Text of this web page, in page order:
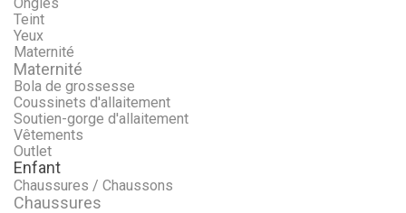
Teint
Yeux
Maternité
Maternité
Bola de grossesse
Coussinets d'allaitement
Soutien-gorge d'allaitement
Vêtements
Outlet
Enfant
Chaussures / Chaussons
Chaussures